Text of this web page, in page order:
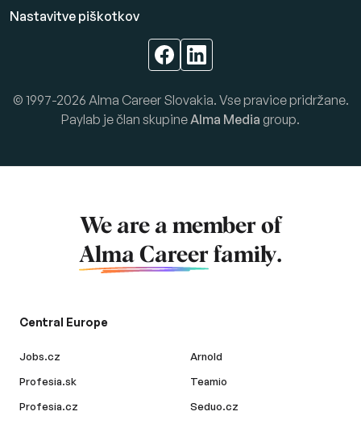
Nastavitve piškotkov
© 1997-2026 Alma Career Slovakia. Vse pravice pridržane.
Paylab je član skupineAlma Media group.
We are a member of
Alma Career family.
Central Europe
Jobs.cz
Profesia.sk
Profesia.cz
Arnold
Teamio
Seduo.cz